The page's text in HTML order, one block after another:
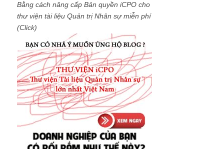
Bằng cách nâng cấp Bản quyền iCPO cho
thư viện tài liệu Quản trị Nhân sự miễn phí
(Click)